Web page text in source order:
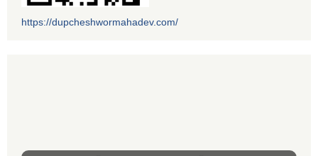
https://dupcheshwormahadev.com/